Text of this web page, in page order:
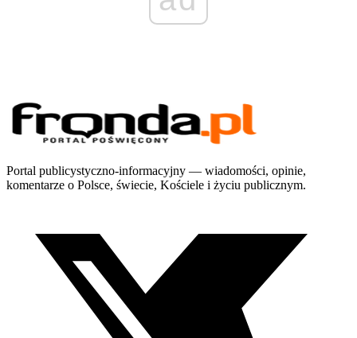
Portal publicystyczno-informacyjny — wiadomości, opinie,
komentarze o Polsce, świecie, Kościele i życiu publicznym.